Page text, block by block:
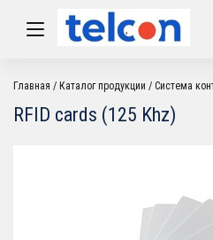
Главная Каталог продукции Система
RFID cards (125 Khz)